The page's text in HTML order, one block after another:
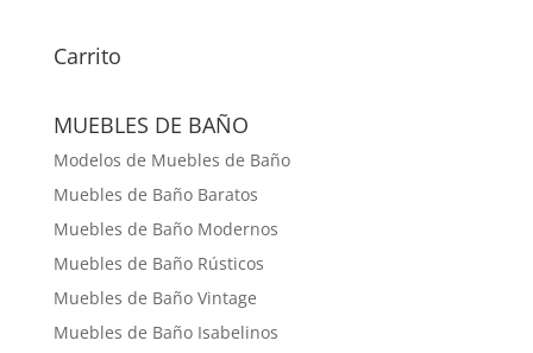
Carrito
MUEBLES DE BAÑO
Modelos de Muebles de Baño
Muebles de Baño Baratos
Muebles de Baño Modernos
Muebles de Baño Rústicos
Muebles de Baño Vintage
Muebles de Baño Isabelinos